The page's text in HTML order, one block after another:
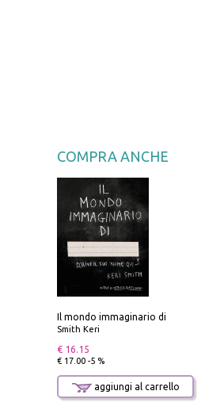
COMPRA ANCHE
Il mondo immaginario di
Smith Keri
€ 16.15
€ 17.00 -5 %
aggiungi al carrello